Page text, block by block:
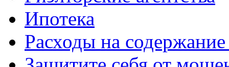
Ипотека
Расходы на